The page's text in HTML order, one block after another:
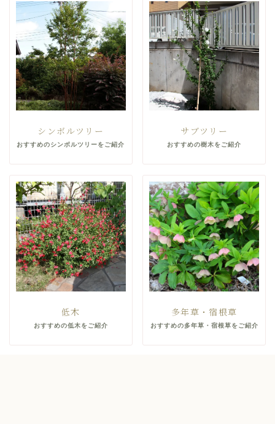
シンボルツリー
おすすめのシンボルツリーをご紹介
サブツリー
おすすめの樹木をご紹介
低木
おすすめの低木をご紹介
多年草・宿根草
おすすめの多年草・宿根草をご紹介